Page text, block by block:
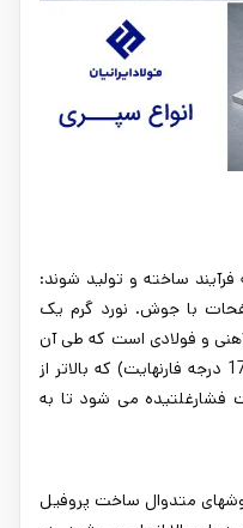
ساخته و تولید شوند:
با جوش. نورد گرم یک
و فولادی است که طی آن
فولاد در دمایی بالا (معمولا بالی 1700 درجه فارنهایت)‌ که بالاتر از
می شود تا به
متدوال ساخت پروفیل